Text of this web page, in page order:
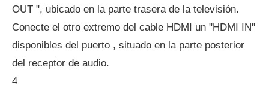
OUT ", ubicado en la parte trasera de la televisión.
Conecte el otro extremo del cable HDMI un "HDMI IN"
disponibles del puerto , situado en la parte posterior
del receptor de audio.
4